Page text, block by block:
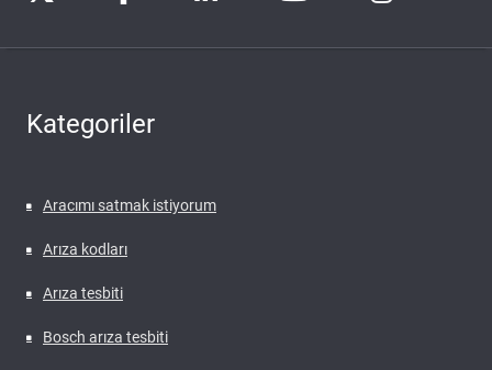
Kategoriler
Aracımı satmak istiyorum
Arıza kodları
Arıza tesbiti
Bosch arıza tesbiti